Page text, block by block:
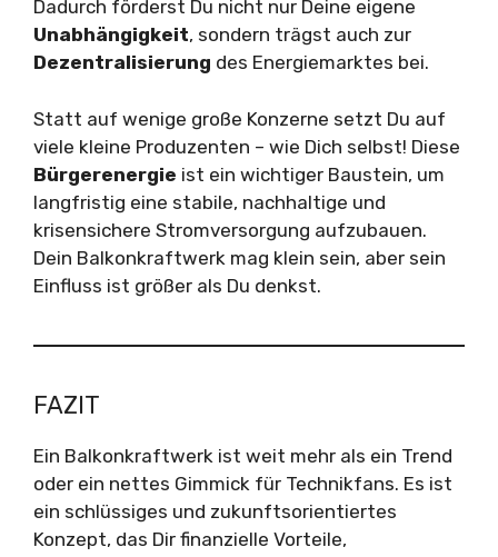
Dadurch förderst Du nicht nur Deine eigene
Unabhängigkeit, sondern trägst auch zur
Dezentralisierung des Energiemarktes bei.
Statt auf wenige große Konzerne setzt Du auf
viele kleine Produzenten – wie Dich selbst! Diese
Bürgerenergie ist ein wichtiger Baustein, um
langfristig eine stabile, nachhaltige und
krisensichere Stromversorgung aufzubauen.
Dein Balkonkraftwerk mag klein sein, aber sein
Einfluss ist größer als Du denkst.
FAZIT
Ein Balkonkraftwerk ist weit mehr als ein Trend
oder ein nettes Gimmick für Technikfans. Es ist
ein schlüssiges und zukunftsorientiertes
Konzept, das Dir finanzielle Vorteile,